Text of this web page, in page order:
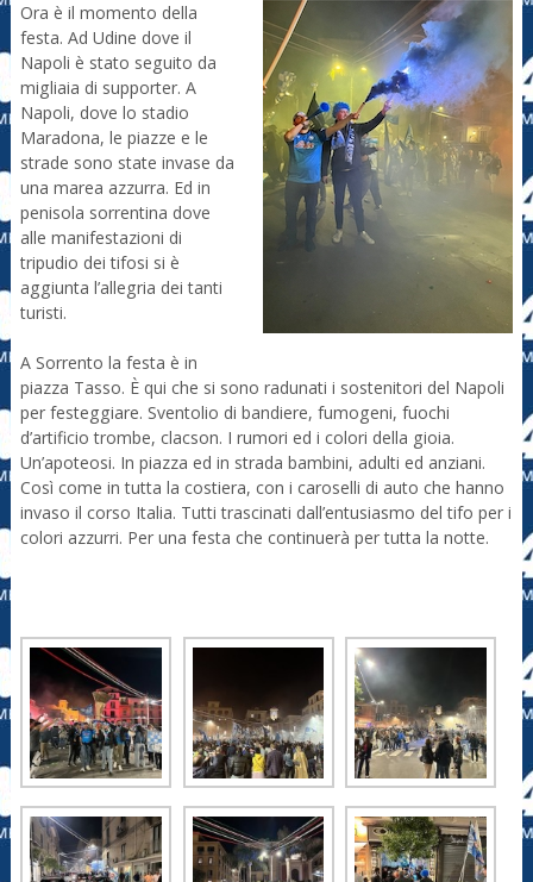
Ora è il momento della
festa. Ad Udine dove il
Napoli è stato seguito da
migliaia di supporter. A
Napoli, dove lo stadio
Maradona, le piazze e le
strade sono state invase da
una marea azzurra. Ed in
penisola sorrentina dove
alle manifestazioni di
tripudio dei tifosi si è
aggiunta l’allegria dei tanti
turisti.
A Sorrento la festa è in
piazza Tasso. È qui che si sono radunati i sostenitori del Napoli
per festeggiare. Sventolio di bandiere, fumogeni, fuochi
d’artificio trombe, clacson. I rumori ed i colori della gioia.
Un’apoteosi. In piazza ed in strada bambini, adulti ed anziani.
Così come in tutta la costiera, con i caroselli di auto che hanno
invaso il corso Italia. Tutti trascinati dall’entusiasmo del tifo per i
colori azzurri. Per una festa che continuerà per tutta la notte.